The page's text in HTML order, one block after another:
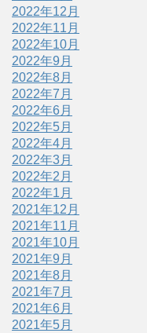
2022年12月
2022年11月
2022年10月
2022年9月
2022年8月
2022年7月
2022年6月
2022年5月
2022年4月
2022年3月
2022年2月
2022年1月
2021年12月
2021年11月
2021年10月
2021年9月
2021年8月
2021年7月
2021年6月
2021年5月